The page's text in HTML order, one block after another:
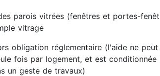
parois vitrées (fenêtres et portes-
vitrage
obligation réglementaire (l'aide ne
fois par logement, et est conditionnée
un geste de travaux)